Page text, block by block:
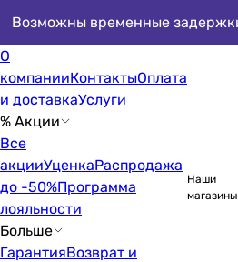
Возможны временные
О
компанииКонтактыОплата
и доставкаУслуги
% Акции
Все
акцииУценкаРаспродажа
до -50%Программа
лояльности
Больше
ГарантияВозврат и
Наши
магазины